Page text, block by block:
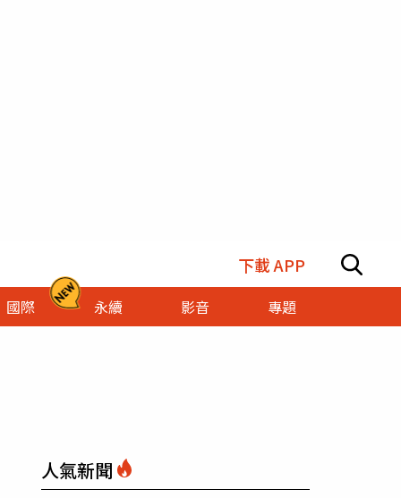
下載 APP
國際 永續 影音 專題
人氣新聞